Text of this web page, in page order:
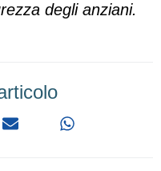
degli anziani.